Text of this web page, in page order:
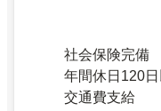
社会保険完備
年間休日120日
交通費支給